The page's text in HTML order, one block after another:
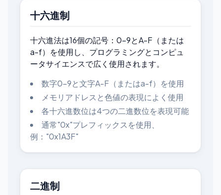
十六進制
十六進法は16個の記号：0-9とA-F（または
a-f）を使用し、プログラミングとコンピュ
ータサイエンスで広く使用されます。
数字0-9と文字A-F（またはa-f）を使用
メモリアドレスと色値の表現によく使用
各十六進数位は4つの二進数位を表現可能
通常"0x"プレフィックスを使用、
例："0x1A3F"
二進制